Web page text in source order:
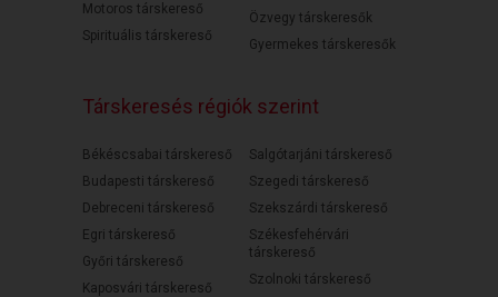
Motoros társkereső
Spirituális társkereső
Özvegy társkeresők
Gyermekes társkeresők
Társkeresés régiók szerint
Békéscsabai társkereső
Budapesti társkereső
Debreceni társkereső
Egri társkereső
Győri társkereső
Kaposvári társkereső
Salgótarjáni társkereső
Szegedi társkereső
Szekszárdi társkereső
Székesfehérvári
társkereső
Szolnoki társkereső